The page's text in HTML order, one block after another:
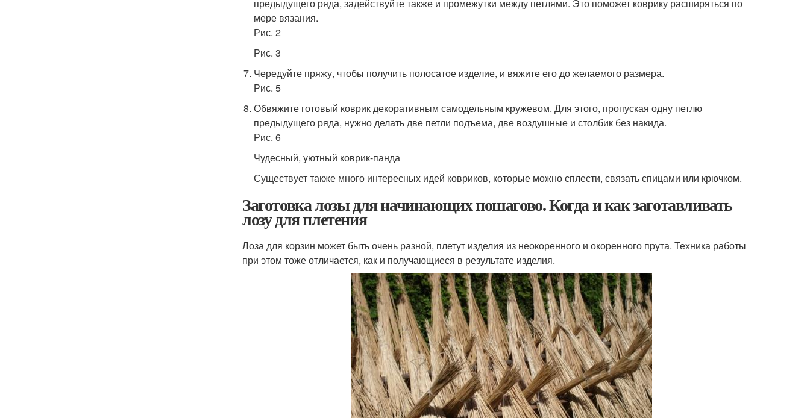
предыдущего ряда, задействуйте также и промежутки между петлями. Это поможет коврику расширяться по
мере вязания.
Рис. 2
Рис. 3
Чередуйте пряжу, чтобы получить полосатое изделие, и вяжите его до желаемого размера.
Рис. 5
Обвяжите готовый коврик декоративным самодельным кружевом. Для этого, пропуская одну петлю
предыдущего ряда, нужно делать две петли подъема, две воздушные и столбик без накида.
Рис. 6
Чудесный, уютный коврик-панда
Существует также много интересных идей ковриков, которые можно сплести, связать спицами или крючком.
Заготовка лозы для начинающих пошагово. Когда и как заготавливать
лозу для плетения
Лоза для корзин может быть очень разной, плетут изделия из неокоренного и окоренного прута. Техника работы
при этом тоже отличается, как и получающиеся в результате изделия.